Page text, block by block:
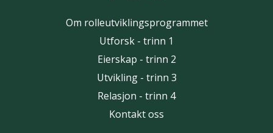
Om rolleutviklingsprogrammet
Utforsk - trinn 1
Eierskap - trinn 2
Utvikling - trinn 3
Relasjon - trinn 4
Kontakt oss